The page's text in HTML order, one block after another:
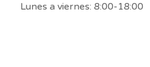
Lunes a viernes: 8:00-18:00